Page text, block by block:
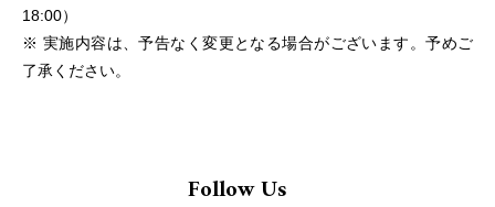
18:00）
※ 実施内容は、予告なく変更となる場合がございます。予めご
了承ください。
Follow Us